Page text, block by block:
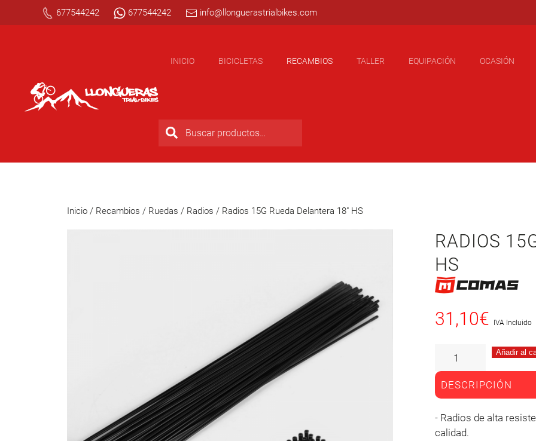
677544242 677544242 info@llonguerastrialbikes.com
INICIO BICICLETAS RECAMBIOS TALLER EQUIPACIÓN OCASIÓN
Inicio / Recambios / Ruedas / Radios / Radios 15G Rueda Delantera 18″ HS
RADIOS 15G RUEDA DELANTERA 18″
HS
31,10€ IVA Incluido
Añadir al
DESCRIPCIÓN
- Radios de alta resistencia fabricados en acero inoxidable de alta
calidad.